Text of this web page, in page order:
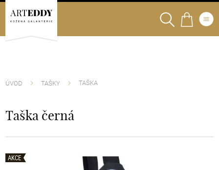
ÚVOD TAŠKY TAŠKA
Taška černá
AKCE
AKCE
AKCE
AKCE
AKCE